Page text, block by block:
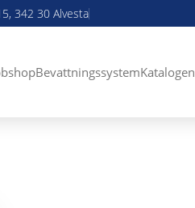
342 30 Alvesta
BevattningssystemKatalogen